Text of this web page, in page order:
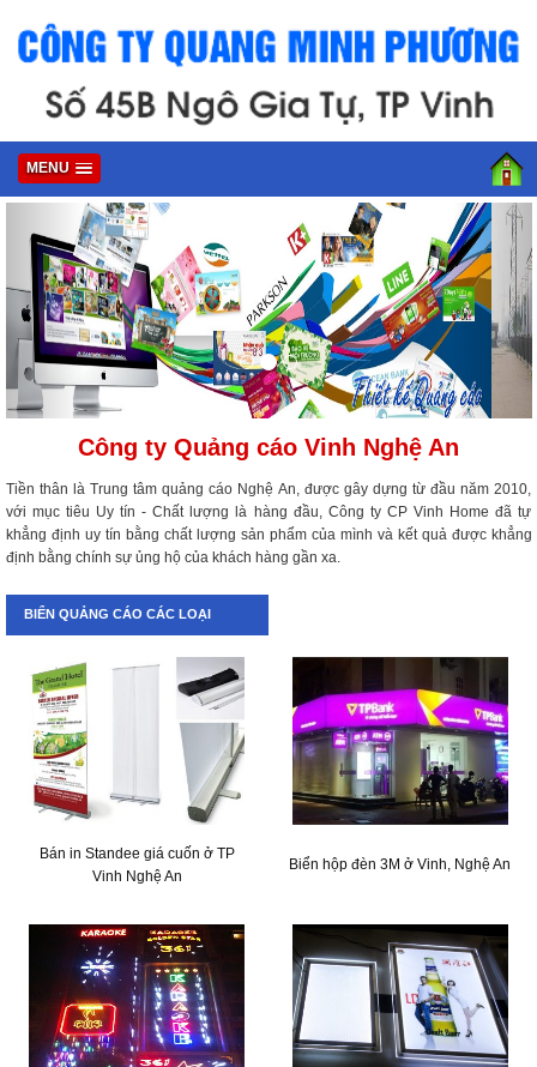
MENU
Công ty Quảng cáo Vinh Nghệ An
Tiền thân là Trung tâm quảng cáo Nghệ An, được gây dựng từ đầu năm 2010,
với mục tiêu Uy tín - Chất lượng là hàng đầu, Công ty CP Vinh Home đã tự
khẳng định uy tín bằng chất lượng sản phẩm của mình và kết quả được khẳng
định bằng chính sự ủng hộ của khách hàng gần xa.
BIỂN QUẢNG CÁO CÁC LOẠI
Bán in Standee giá cuốn ở TP
Vinh Nghệ An
Biển hộp đèn 3M ở Vinh, Nghệ An